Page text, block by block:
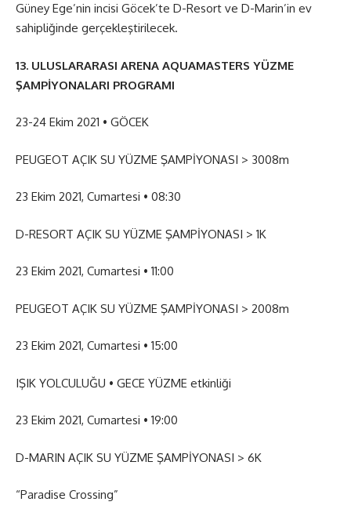
Güney Ege’nin incisi Göcek’te D-Resort ve D-Marin’in ev
sahipliğinde gerçekleştirilecek.
13. ULUSLARARASI ARENA AQUAMASTERS YÜZME
ŞAMPİYONALARI PROGRAMI
23-24 Ekim 2021 • GÖCEK
PEUGEOT AÇIK SU YÜZME ŞAMPİYONASI > 3008m
23 Ekim 2021, Cumartesi • 08:30
D-RESORT AÇIK SU YÜZME ŞAMPİYONASI > 1K
23 Ekim 2021, Cumartesi • 11:00
PEUGEOT AÇIK SU YÜZME ŞAMPİYONASI > 2008m
23 Ekim 2021, Cumartesi • 15:00
IŞIK YOLCULUĞU • GECE YÜZME etkinliği
23 Ekim 2021, Cumartesi • 19:00
D-MARIN AÇIK SU YÜZME ŞAMPİYONASI > 6K
“Paradise Crossing”